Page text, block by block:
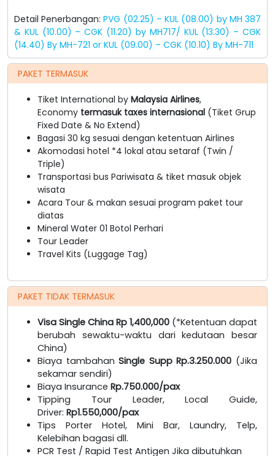
Detail Penerbangan:PVG (02.25) – KUL (08.00) by MH 387
& KUL (10.00) – CGK (11.20) by MH717/ KUL (13.30) – CGK
(14.40) By MH-721 or KUL (09.00) – CGK (10.10) By MH-711
PAKET TERMASUK
Tiket International by Malaysia Airlines,
Economy termasuk taxes internasional (Tiket Grup
Fixed Date & No Extend)
Bagasi 30 kg sesuai dengan ketentuan Airlines
Akomodasi hotel *4 lokal atau setaraf (Twin /
Triple)
Transportasi bus Pariwisata & tiket masuk objek
wisata
Acara Tour & makan sesuai program paket tour
diatas
Mineral Water 01 Botol Perhari
Tour Leader
Travel Kits (Luggage Tag)
PAKET TIDAK TERMASUK
Visa Single China Rp 1,400,000 (*Ketentuan dapat
berubah sewaktu-waktu dari kedutaan besar
China)
Biaya tambahanSingle Supp Rp.3.250.000 (Jika
sekamar sendiri)
Biaya Insurance Rp.750.000/pax
Tipping Tour Leader, Local Guide,
Driver: Rp1.550,000/pax
Tips Porter Hotel, Mini Bar, Laundry, Telp,
Kelebihan bagasi dll.
PCR Test / Rapid Test Antigen Jika dibutuhkan